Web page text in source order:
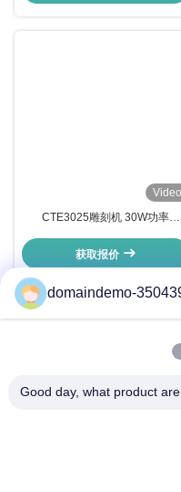
Video
CTE3025雕刻机 30W功率
电压220V 寿命长 模板D
获取报价
domaindemo-
Good day, what product